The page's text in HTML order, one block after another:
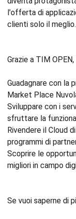
l'offerta di
clienti solo il meglio.
Grazie a TIM
Guadagnare con la
Market Place
Sviluppare con i
sfruttare la
Rivendere il Cloud
programmi di
Scoprire le
migliori in campo
Se vuoi saperne di